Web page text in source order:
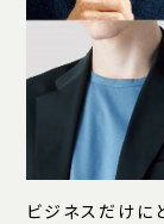
ビジネスだけに